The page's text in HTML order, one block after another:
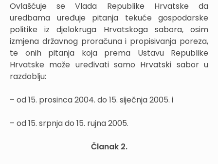
Ovlašćuje se Vlada Republike Hrvatske da
uredbama uređuje pitanja tekuće gospodarske
politike iz djelokruga Hrvatskoga sabora, osim
izmjena državnog proračuna i propisivanja poreza,
te onih pitanja koja prema Ustavu Republike
Hrvatske može uređivati samo Hrvatski sabor u
razdoblju:
– od 15. prosinca 2004. do 15. siječnja 2005. i
– od 15. srpnja do 15. rujna 2005.
Članak 2.